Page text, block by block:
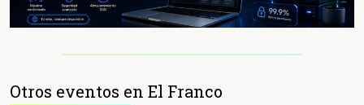
Otros eventos en El Franco